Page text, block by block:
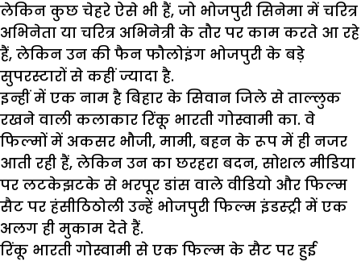
लेकिन कुछ चेहरे ऐसे भी हैं, जो भोजपुरी सिनेमा में चरित्र
अभिनेता या चरित्र अभिनेत्री के तौर पर काम करते आ रहे
हैं, लेकिन उन की फैन फौलोइंग भोजपुरी के बड़े
सुपरस्टारों से कहीं ज्यादा है.
इन्हीं में एक नाम है बिहार के सिवान जिले से ताल्लुक
रखने वाली कलाकार रिंकू भारती गोस्वामी का. वे
फिल्मों में अकसर भौजी, मामी, बहन के रूप में ही नजर
आती रही हैं, लेकिन उन का छरहरा बदन, सोशल मीडिया
पर लटकेझटके से भरपूर डांस वाले वीडियो और फिल्म
सैट पर हंसीठिठोली उन्हें भोजपुरी फिल्म इंडस्ट्री में एक
अलग ही मुकाम देते हैं.
रिंकू भारती गोस्वामी से एक फिल्म के सैट पर हुई